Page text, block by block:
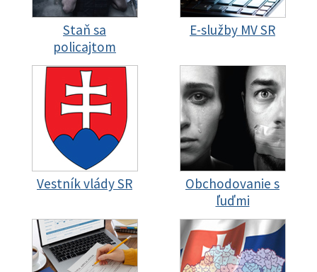
Staň sa
policajtom
E-služby MV SR
Vestník vlády SR
Obchodovanie s
ľuďmi